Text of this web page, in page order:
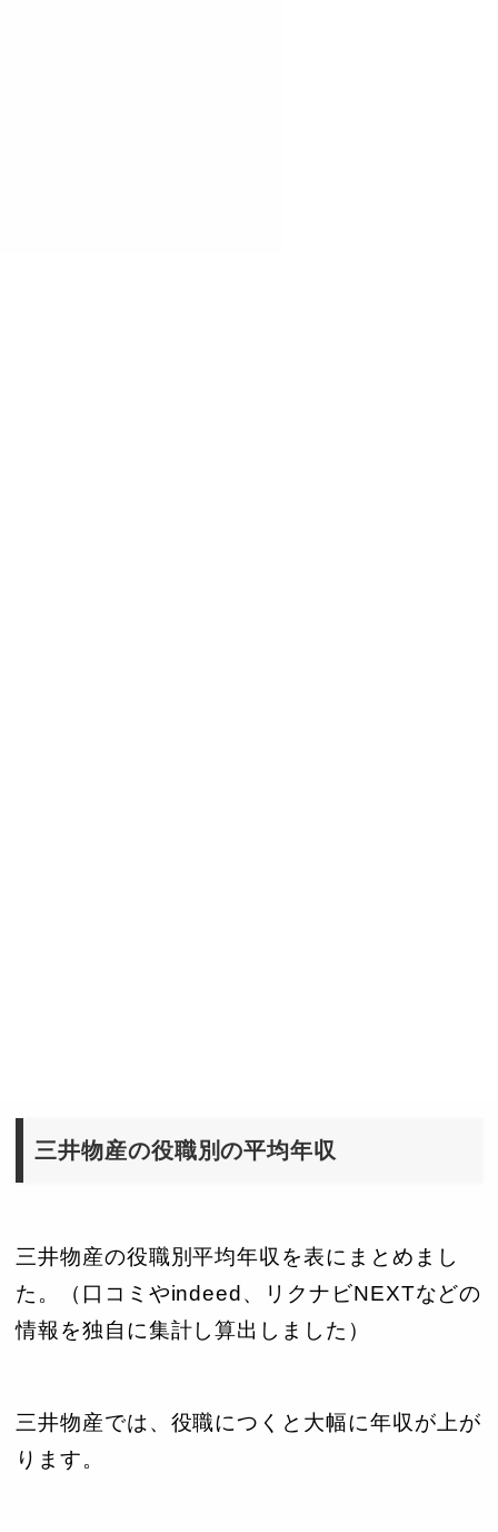
三井物産の役職別の平均年収
三井物産の役職別平均年収を表にまとめまし
た。（口コミやindeed、リクナビNEXTなどの
情報を独自に集計し算出しました）
三井物産では、役職につくと大幅に年収が上が
ります。